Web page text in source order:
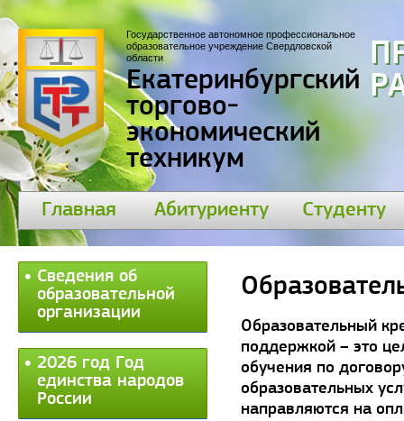
Государственное автономное профессиональное
образовательное учреждение Свердловской
области
Екатеринбургский
торгово-
экономический
техникум
Главная Абитуриенту Студенту
Сведения об
образовательной
организации
2026 год Год
единства народов
России
Образовательный
поддержкой – это
обучения по
образовательных
направляются на